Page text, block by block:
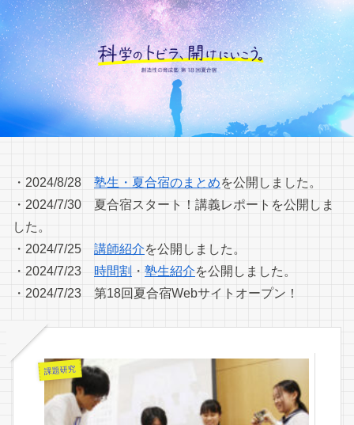
・2024/8/28 塾生・夏合宿のまとめを公開しました。
・2024/7/30 夏合宿スタート！講義レポートを公開しま
した。
・2024/7/25 講師紹介を公開しました。
・2024/7/23 時間割 ・ 塾生紹介を公開しました。
・2024/7/23 第18回夏合宿Webサイトオープン！
課題研究